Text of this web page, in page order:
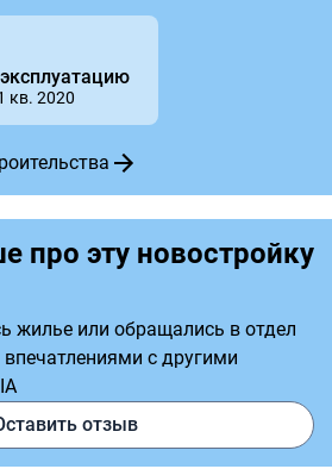
кв. 2020
про эту новостройку
жилье или обращались в отдел
с другими
отзыв